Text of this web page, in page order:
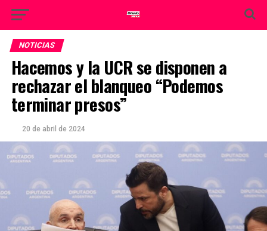
NOTICIAS
Hacemos y la UCR se disponen a
rechazar el blanqueo “Podemos
terminar presos”
20 de abril de 2024